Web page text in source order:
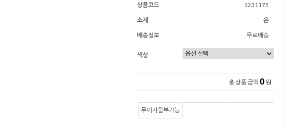
상품코드
1231175
소재
은
배송정보
무료배송
색상
총 상품 금액 0 원
무이자할부가능